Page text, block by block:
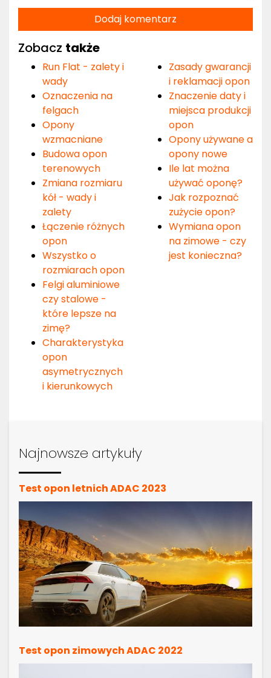
Dodaj komentarz
Zobacz także
Run Flat - zalety i
wady
Oznaczenia na
felgach
Opony
wzmacniane
Budowa opon
terenowych
Zmiana rozmiaru
kół - wady i
zalety
Łączenie różnych
opon
Wszystko o
rozmiarach opon
Felgi aluminiowe
czy stalowe -
które lepsze na
zimę?
Charakterystyka
opon
asymetrycznych
i kierunkowych
Zasady gwarancji
i reklamacji opon
Znaczenie daty i
miejsca produkcji
opon
Opony używane a
opony nowe
Ile lat można
używać oponę?
Jak rozpoznać
zużycie opon?
Wymiana opon
na zimowe - czy
jest konieczna?
Najnowsze artykuły
Test opon letnich ADAC 2023
Test opon zimowych ADAC 2022